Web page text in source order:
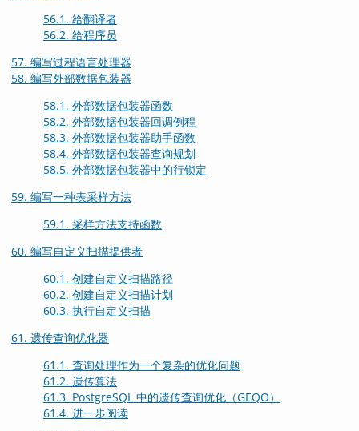
56.1. 给翻译者
56.2. 给程序员
57. 编写过程语言处理器
58. 编写外部数据包装器
58.1. 外部数据包装器函数
58.2. 外部数据包装器回调例程
58.3. 外部数据包装器助手函数
58.4. 外部数据包装器查询规划
58.5. 外部数据包装器中的行锁定
59. 编写一种表采样方法
59.1. 采样方法支持函数
60. 编写自定义扫描提供者
60.1. 创建自定义扫描路径
60.2. 创建自定义扫描计划
60.3. 执行自定义扫描
61. 遗传查询优化器
61.1. 查询处理作为一个复杂的优化问题
61.2. 遗传算法
61.3. PostgreSQL 中的遗传查询优化（GEQO）
61.4. 进一步阅读